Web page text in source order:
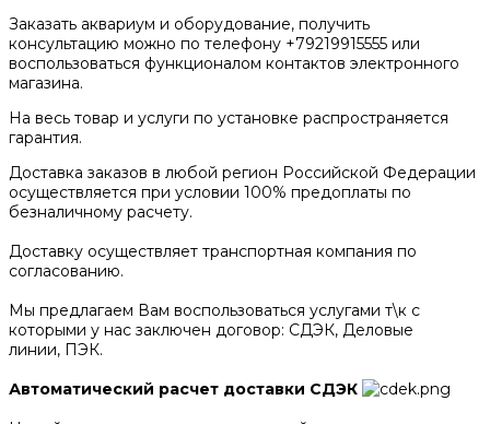
Заказать аквариум и оборудование, получить
консультацию можно по телефону +79219915555 или
воспользоваться функционалом контактов электронного
магазина.
На весь товар и услуги по установке распространяется
гарантия.
Доставка заказов в любой регион Российской Федерации
осуществляется при условии 100% предоплаты по
безналичному расчету.
Доставку осуществляет транспортная компания по
согласованию.
Мы предлагаем Вам воспользоваться услугами т\к с
которыми у нас заключен договор: СДЭК, Деловые
линии, ПЭК.
Автоматический расчет доставки СДЭК